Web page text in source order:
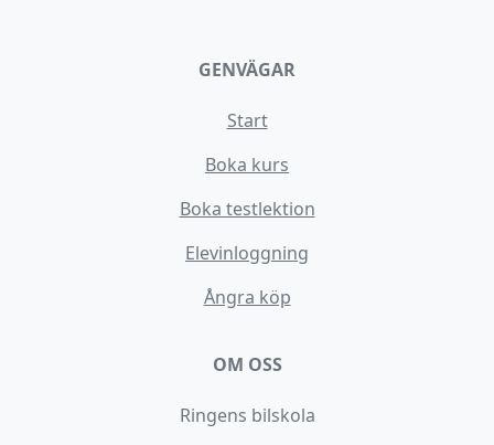
GENVÄGAR
Start
Boka kurs
Boka testlektion
Elevinloggning
Ångra köp
OM OSS
Ringens bilskola